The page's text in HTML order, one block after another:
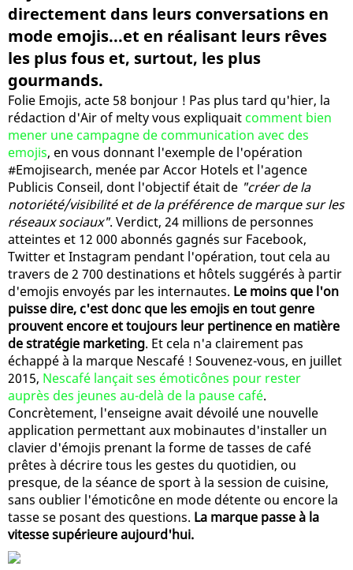
directement dans leurs conversations en
mode emojis...et en réalisant leurs rêves
les plus fous et, surtout, les plus
gourmands.
Folie Emojis, acte 58 bonjour ! Pas plus tard qu'hier, la
rédaction d'Air of melty vous expliquait comment bien
mener une campagne de communication avec des
emojis, en vous donnant l'exemple de l'opération
#Emojisearch, menée par Accor Hotels et l'agence
Publicis Conseil, dont l'objectif était de "créer de la
notoriété/visibilité et de la préférence de marque sur les
réseaux sociaux". Verdict, 24 millions de personnes
atteintes et 12 000 abonnés gagnés sur Facebook,
Twitter et Instagram pendant l'opération, tout cela au
travers de 2 700 destinations et hôtels suggérés à partir
d'emojis envoyés par les internautes. Le moins que l'on
puisse dire, c'est donc que les emojis en tout genre
prouvent encore et toujours leur pertinence en matière
de stratégie marketing. Et cela n'a clairement pas
échappé à la marque Nescafé ! Souvenez-vous, en juillet
2015, Nescafé lançait ses émoticônes pour rester
auprès des jeunes au-delà de la pause café.
Concrètement, l'enseigne avait dévoilé une nouvelle
application permettant aux mobinautes d'installer un
clavier d'émojis prenant la forme de tasses de café
prêtes à décrire tous les gestes du quotidien, ou
presque, de la séance de sport à la session de cuisine,
sans oublier l'émoticône en mode détente ou encore la
tasse se posant des questions. La marque passe à la
vitesse supérieure aujourd'hui.